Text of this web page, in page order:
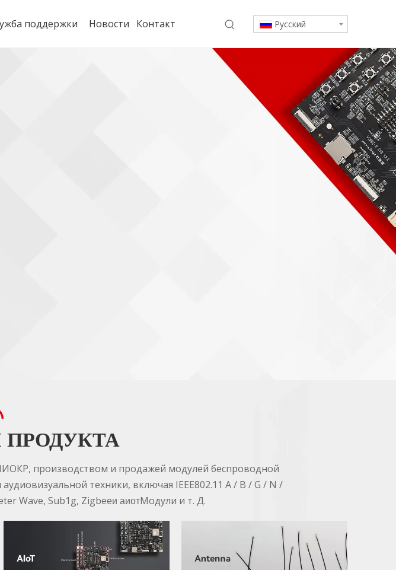
поддержки Новости Контакт Pусский
ПРОДУКТА
производством и продажей модулей беспроводной
техники, включая IEEE802.11 A / B / G / N /
Wave, Sub1g, Zigbeeи аиотМодули и т. Д.